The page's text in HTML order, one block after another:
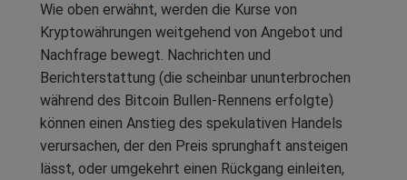
Wie oben erwähnt, werden die Kurse von
Kryptowährungen weitgehend von Angebot und
Nachfrage bewegt. Nachrichten und
Berichterstattung (die scheinbar ununterbrochen
während des Bitcoin Bullen-Rennens erfolgte)
können einen Anstieg des spekulativen Handels
verursachen, der den Preis sprunghaft ansteigen
lässt, oder umgekehrt einen Rückgang einleiten,